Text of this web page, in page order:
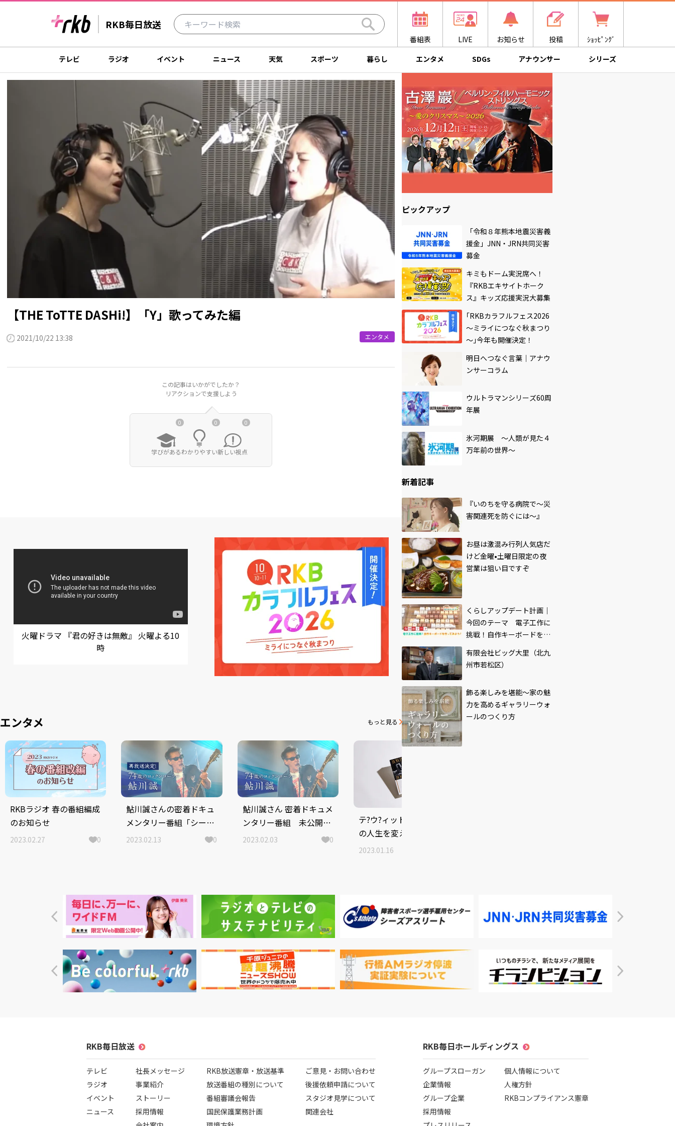
RKB毎日放送
番組表 LIVE お知らせ 投稿
ｼｮｯﾋﾟﾝｸﾞ
テレビ
ラジオ イベント ニュース 天気 スポーツ 暮らし エンタメ SDGs アナウンサー シリーズ
【THE ToTTE DASHi!】「Y」歌ってみた編
2021/10/22 13:38 エンタメ
この記事はいかがでしたか？
リアクションで支援しよう
0
学びがある
0
わかりやすい
0
新しい視点
火曜ドラマ 『君の好きは無敵』 火曜よる10
時
エンタメ もっと見る
RKBラジオ 春の番組編成
のお知らせ
2023.02.27 0
鮎川誠さんの密着ドキュ
メンタリー番組「シーナ
＆ロケッツ 鮎川誠と家
2023.02.13 0
鮎川誠さん 密着ドキュメ
ンタリー番組 未公開映
像を追加したオリジナル
2023.02.03 0
テ?ウ?ィット?・ホ?ウイ
の人生を変えた100冊
2023.01.16
ピックアップ
「令和８年熊本地震災害義
援金」JNN・JRN共同災害
募金
キミもドーム実況席へ！
『RKBエキサイトホーク
ス』キッズ応援実況大募集
｢RKBカラフルフェス2026
～ミライにつなぐ秋まつり
～｣今年も開催決定！
明日へつなぐ言葉｜アナウ
ンサーコラム
ウルトラマンシリーズ60周
年展
氷河期展 ～人類が見た４
万年前の世界～
新着記事
『いのちを守る病院で～災
害関連死を防ぐには～』
お昼は激混み行列人気店だ
けど金曜•土曜日限定の夜
営業は狙い目ですぞ
くらしアップデート計画｜
今回のテーマ 電子工作に
挑戦！自作キーボードを作
有限会社ビッグ大里（北九
州市若松区）
飾る楽しみを堪能～家の魅
力を高めるギャラリーウォ
ールのつくり方
RKB毎日放送
テレビ
ラジオ
イベント
ニュース
社長メッセージ
事業紹介
ストーリー
採用情報
RKB放送憲章・放送基準
放送番組の種別について
番組審議会報告
国民保護業務計画
ご意見・お問い合わせ
後援依頼申請について
スタジオ見学について
関連会社
RKB毎日ホールディングス
グループスローガン
企業情報
グループ企業
採用情報
個人情報について
人権方針
RKBコンプライアンス憲章